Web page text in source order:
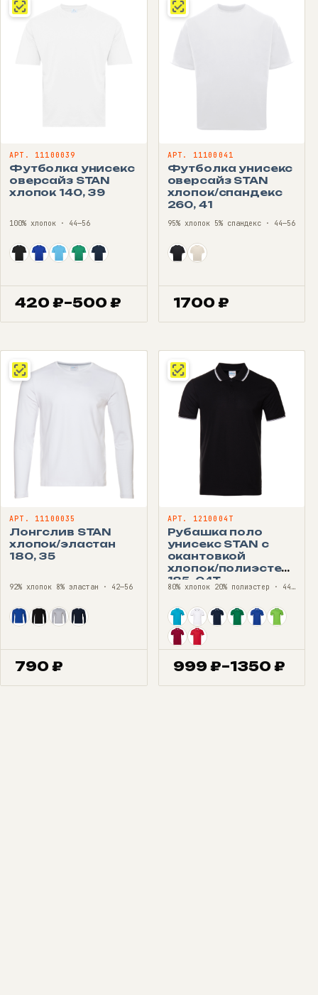
АРТ. 11100039
Футболка унисекс
оверсайз STAN
хлопок 140, 39
100% хлопок · 44—56
420 ₽–500 ₽
Диапазон
цен:
–
500 ₽
АРТ. 11100041
Футболка унисекс
оверсайз STAN
хлопок/спандекс
260, 41
95% хлопок 5% спандекс · 44—56
1700 ₽
АРТ. 11100035
Лонгслив STAN
хлопок/эластан
180, 35
92% хлопок 8% эластан · 42—56
790 ₽
АРТ. 1210004T
Рубашка поло
унисекс STAN с
окантовкой
хлопок/полиэстер
185, 04T
80% хлопок 20% полиэстер · 44—60
999₽–1350 ₽
Диапазон
цен: